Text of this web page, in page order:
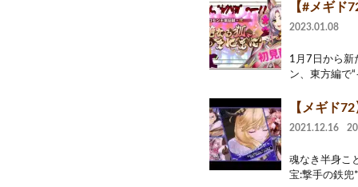
【#メギド
2023.01.08
1月7日から新
ン、東方編で
【メギド
2021.12.16
魂なき半身こ
宝:撃手の鉄